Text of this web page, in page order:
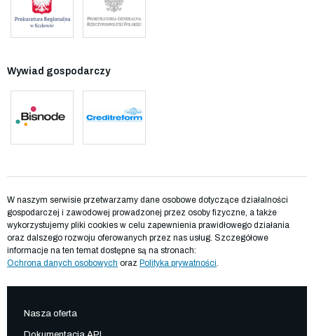
Wywiad gospodarczy
W naszym serwisie przetwarzamy dane osobowe dotyczące działalności
gospodarczej i zawodowej prowadzonej przez osoby fizyczne, a także
wykorzystujemy pliki cookies w celu zapewnienia prawidłowego działania
oraz dalszego rozwoju oferowanych przez nas usług. Szczegółowe
informacje na ten temat dostępne są na stronach:
Ochrona danych osobowych oraz Polityka prywatności.
Nasza oferta